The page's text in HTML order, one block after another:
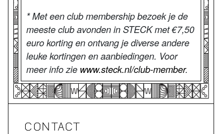
* Met een club membership bezoek je de
meeste club avonden in STECK met €7,50
euro korting en ontvang je diverse andere
leuke kortingen en aanbiedingen. Voor
meer info zie www.steck.nl/club-member.
CONTACT